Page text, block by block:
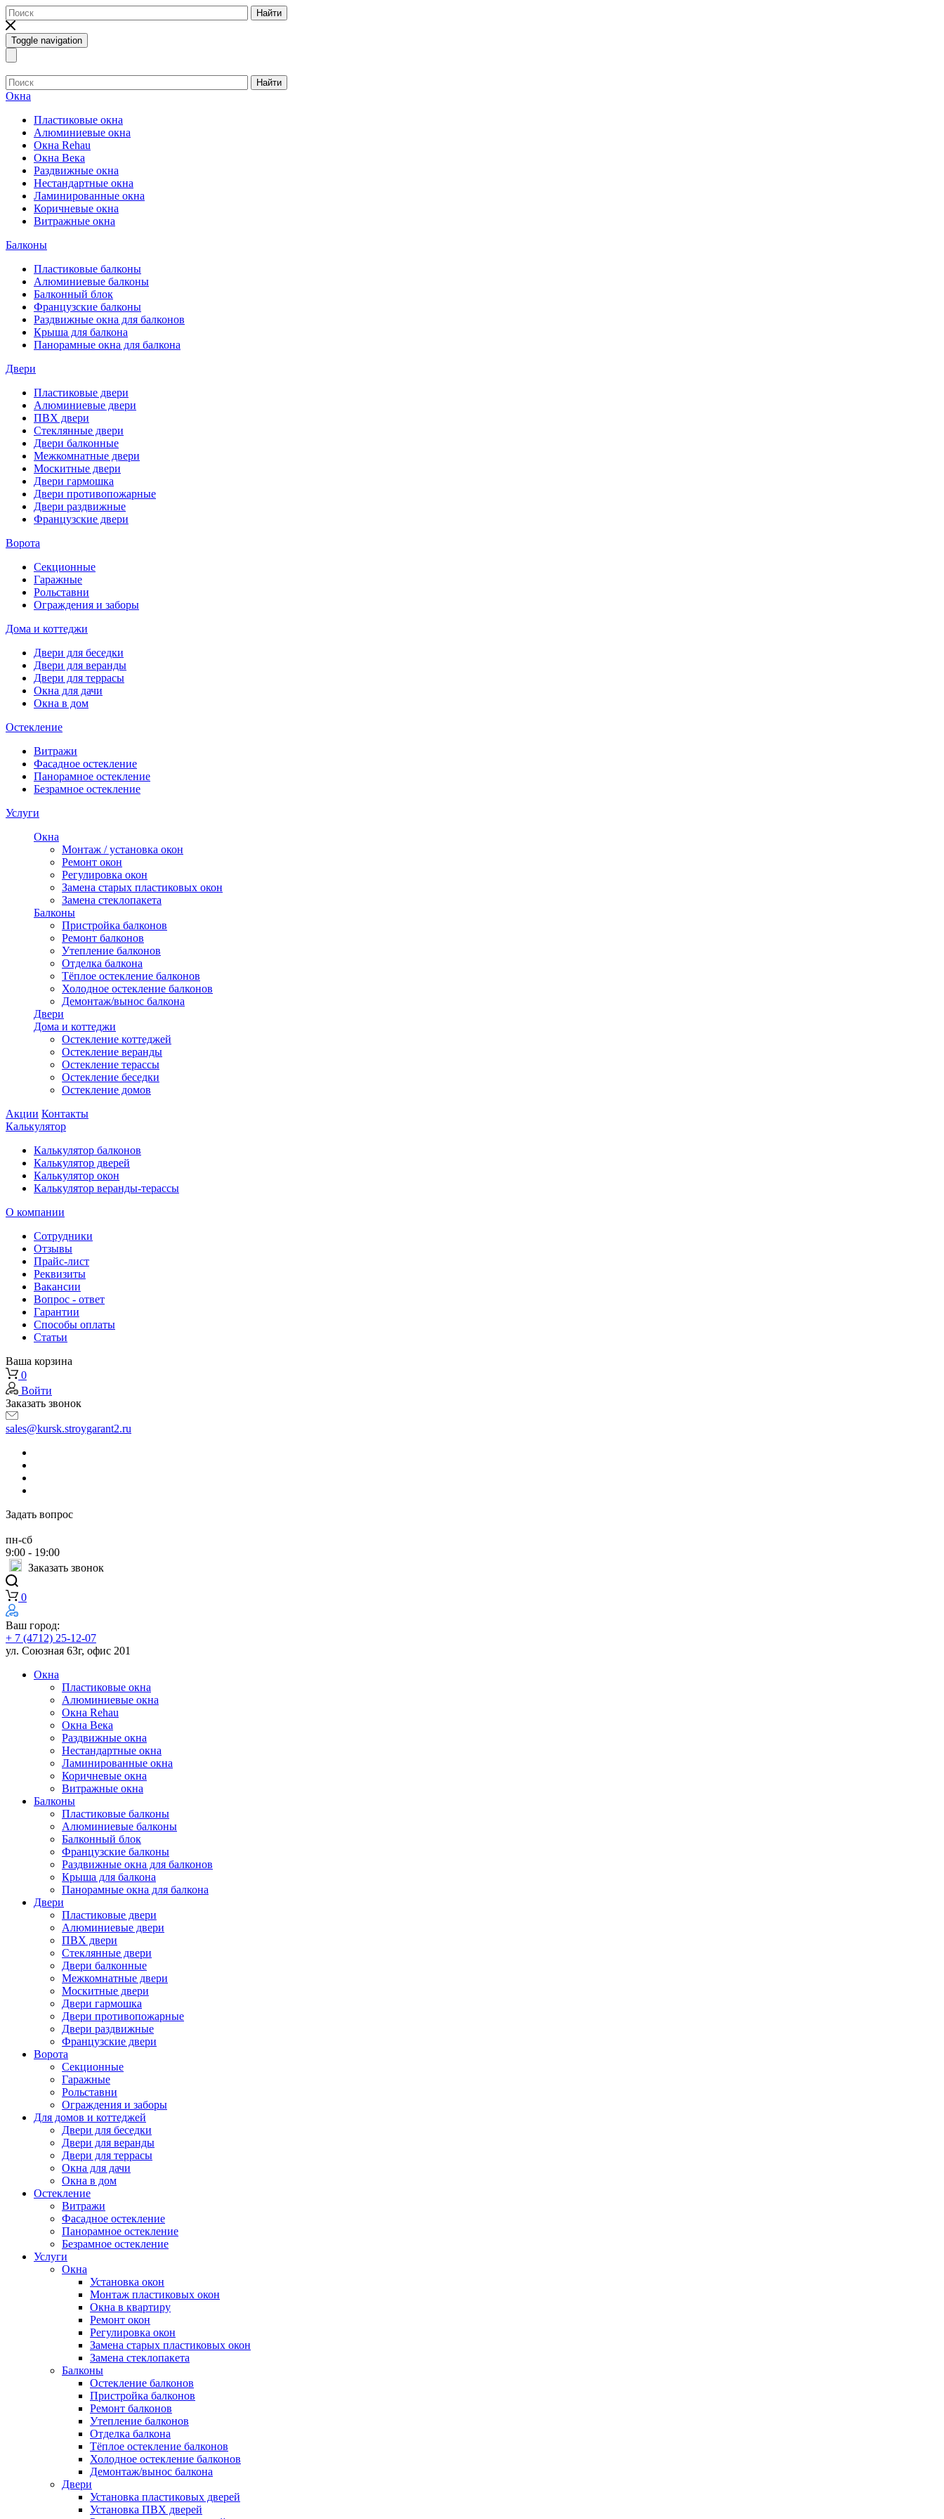
Найти
Toggle navigation
Найти
Окна
Пластиковые окна
Алюминиевые окна
Окна Rehau
Окна Века
Раздвижные окна
Нестандартные окна
Ламинированные окна
Коричневые окна
Витражные окна
Балконы
Пластиковые балконы
Алюминиевые балконы
Балконный блок
Французские балконы
Раздвижные окна для балконов
Крыша для балкона
Панорамные окна для балкона
Двери
Пластиковые двери
Алюминиевые двери
ПВХ двери
Стеклянные двери
Двери балконные
Межкомнатные двери
Москитные двери
Двери гармошка
Двери противопожарные
Двери раздвижные
Французские двери
Ворота
Секционные
Гаражные
Рольставни
Ограждения и заборы
Дома и коттеджи
Двери для беседки
Двери для веранды
Двери для террасы
Окна для дачи
Окна в дом
Остекление
Витражи
Фасадное остекление
Панорамное остекление
Безрамное остекление
Услуги
Окна
Монтаж / установка окон
Ремонт окон
Регулировка окон
Замена старых пластиковых окон
Замена стеклопакета
Балконы
Пристройка балконов
Ремонт балконов
Утепление балконов
Отделка балкона
Тёплое остекление балконов
Холодное остекление балконов
Демонтаж/вынос балкона
Двери
Дома и коттеджи
Остекление коттеджей
Остекление веранды
Остекление терассы
Остекление беседки
Остекление домов
Акции Контакты
Калькулятор
Калькулятор балконов
Калькулятор дверей
Калькулятор окон
Калькулятор веранды-терассы
О компании
Сотрудники
Отзывы
Прайс-лист
Реквизиты
Вакансии
Вопрос - ответ
Гарантии
Способы оплаты
Статьи
Ваша корзина
0
Войти
Заказать звонок
sales@kursk.stroygarant2.ru
Задать вопрос
пн-сб
9:00 - 19:00
Заказать звонок
0
Ваш город:
+ 7 (4712) 25-12-07
ул. Союзная 63г, офис 201
Окна
Пластиковые окна
Алюминиевые окна
Окна Rehau
Окна Века
Раздвижные окна
Нестандартные окна
Ламинированные окна
Коричневые окна
Витражные окна
Балконы
Пластиковые балконы
Алюминиевые балконы
Балконный блок
Французские балконы
Раздвижные окна для балконов
Крыша для балкона
Панорамные окна для балкона
Двери
Пластиковые двери
Алюминиевые двери
ПВХ двери
Стеклянные двери
Двери балконные
Межкомнатные двери
Москитные двери
Двери гармошка
Двери противопожарные
Двери раздвижные
Французские двери
Ворота
Секционные
Гаражные
Рольставни
Ограждения и заборы
Для домов и коттеджей
Двери для беседки
Двери для веранды
Двери для террасы
Окна для дачи
Окна в дом
Остекление
Витражи
Фасадное остекление
Панорамное остекление
Безрамное остекление
Услуги
Окна
Установка окон
Монтаж пластиковых окон
Окна в квартиру
Ремонт окон
Регулировка окон
Замена старых пластиковых окон
Замена стеклопакета
Балконы
Остекление балконов
Пристройка балконов
Ремонт балконов
Утепление балконов
Отделка балкона
Тёплое остекление балконов
Холодное остекление балконов
Демонтаж/вынос балкона
Двери
Установка пластиковых дверей
Установка ПВХ дверей